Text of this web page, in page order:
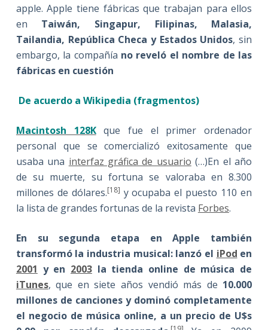
apple. Apple tiene fábricas que trabajan para ellos
en Taiwán, Singapur, Filipinas, Malasia,
Tailandia, República Checa y Estados Unidos, sin
embargo, la compañía no reveló el nombre de las
fábricas en cuestión
De acuerdo a Wikipedia (fragmentos)
Macintosh 128Kque fue el primer ordenador
personal que se comercializó exitosamente que
usaba una interfaz gráfica de usuario (…)En el año
de su muerte, su fortuna se valoraba en 8.300
millones de dólares.[18] y ocupaba el puesto 110 en
la lista de grandes fortunas de la revista Forbes.
En su segunda etapa en Apple también
transformó la industria musical: lanzó el iPod en
2001 y en 2003la tienda online de música de
iTunes, que en siete años vendió más de 10.000
millones de canciones y dominó completamente
el negocio de música online, a un precio de U$s